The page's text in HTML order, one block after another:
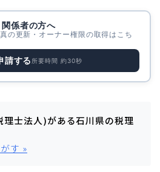
係者の方へ
の更新・オーナー権限の取得はこち
請する 所要時間 約30秒
理士法人)がある石川県の税理
す »